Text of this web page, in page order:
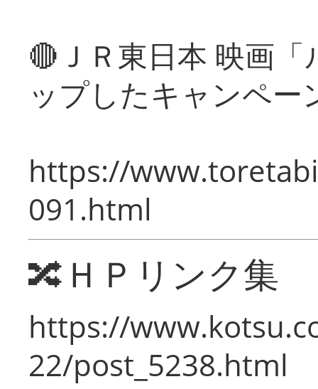
🔴ＪＲ東日本 映画
ップしたキャンペー
https://
091.html
🔀ＨＰリンク集
https://
22/post_5238.html